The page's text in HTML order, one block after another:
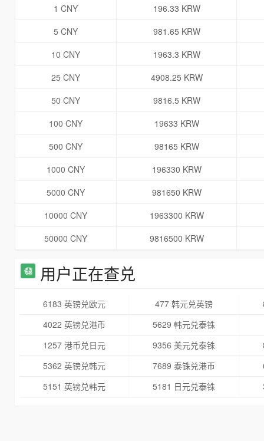
1 CNY
196.33 KRW
5 CNY
981.65 KRW
10 CNY
1963.3 KRW
25 CNY
4908.25 KRW
50 CNY
9816.5 KRW
100 CNY
19633 KRW
500 CNY
98165 KRW
1000 CNY
196330 KRW
5000 CNY
981650 KRW
10000 CNY
1963300 KRW
50000 CNY
9816500 KRW
用户正在查兑
6183 英镑兑欧元 477 韩元兑英镑
4022 英镑兑港币
5629 韩元兑泰铢
1257 港币兑日元
9356 美元兑泰铢
5362 英镑兑韩元
7689 泰铢兑港币
5151 英镑兑韩元
5181 日元兑泰铢